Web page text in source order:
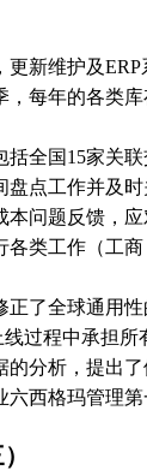
新维护及
，每年的各类
括全国15家关
点工作并及
本问题反馈，应
各类工作（工
正了全球通用
过程中承担
的分析，提出
西格玛管理